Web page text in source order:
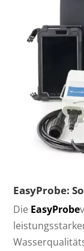
EasyProbe:
Die EasyProbe